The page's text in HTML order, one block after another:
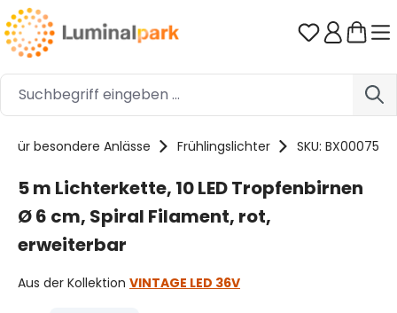
Zum Hauptinhalt springen Du hast 0
für besondere Anlässe Frühlingslichter SKU: BX00075
5 m Lichterkette, 10 LED Tropfenbirnen
Ø 6 cm, Spiral Filament, rot,
erweiterbar
Aus der Kollektion VINTAGE LED 36V